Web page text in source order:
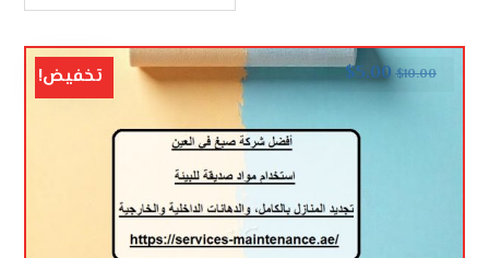
$10.00
$5.00 تخفيض!